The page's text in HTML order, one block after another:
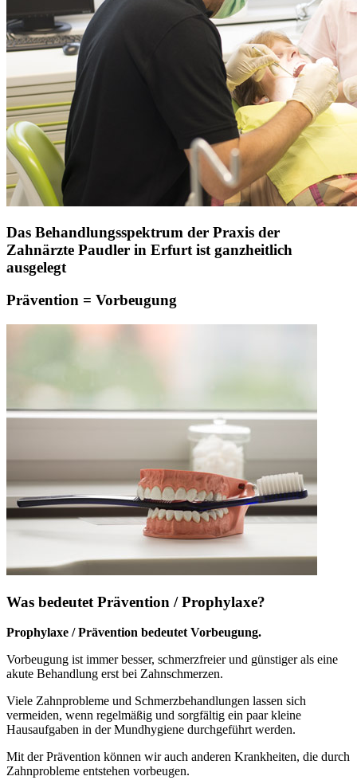
Das Behandlungsspektrum der Praxis der
Zahnärzte Paudler in Erfurt ist ganzheitlich
ausgelegt
Prävention = Vorbeugung
Was bedeutet Prävention / Prophylaxe?
Prophylaxe / Prävention bedeutet Vorbeugung.
Vorbeugung ist immer besser, schmerzfreier und günstiger als eine
akute Behandlung erst bei Zahnschmerzen.
Viele Zahnprobleme und Schmerzbehandlungen lassen sich
vermeiden, wenn regelmäßig und sorgfältig ein paar kleine
Hausaufgaben in der Mundhygiene durchgeführt werden.
Mit der Prävention können wir auch anderen Krankheiten, die durch
Zahnprobleme entstehen vorbeugen.